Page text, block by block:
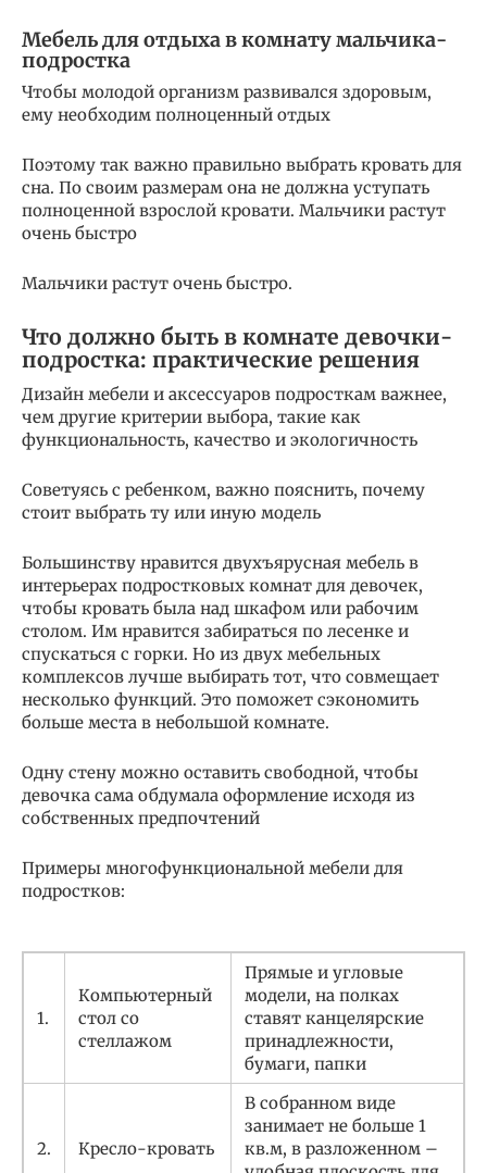
Мебель для отдыха в комнату мальчика-
подростка
Чтобы молодой организм развивался здоровым,
ему необходим полноценный отдых
Поэтому так важно правильно выбрать кровать для
сна. По своим размерам она не должна уступать
полноценной взрослой кровати. Мальчики растут
очень быстро
Мальчики растут очень быстро.
Что должно быть в комнате девочки-
подростка: практические решения
Дизайн мебели и аксессуаров подросткам важнее,
чем другие критерии выбора, такие как
функциональность, качество и экологичность
Советуясь с ребенком, важно пояснить, почему
стоит выбрать ту или иную модель
Большинству нравится двухъярусная мебель в
интерьерах подростковых комнат для девочек,
чтобы кровать была над шкафом или рабочим
столом. Им нравится забираться по лесенке и
спускаться с горки. Но из двух мебельных
комплексов лучше выбирать тот, что совмещает
несколько функций. Это поможет сэкономить
больше места в небольшой комнате.
Одну стену можно оставить свободной, чтобы
девочка сама обдумала оформление исходя из
собственных предпочтений
Примеры многофункциональной мебели для
подростков:
1.
Компьютерный
стол со
стеллажом
Прямые и угловые
модели, на полках
ставят канцелярские
принадлежности,
бумаги, папки
2. Кресло-кровать
В собранном виде
занимает не больше 1
кв.м, в разложенном –